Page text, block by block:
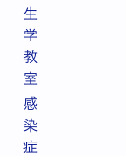
生
学
教
室
感
染
症